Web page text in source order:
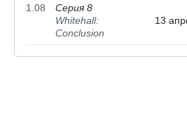
1.08
Серия 8
Whitehall:
Conclusion
13